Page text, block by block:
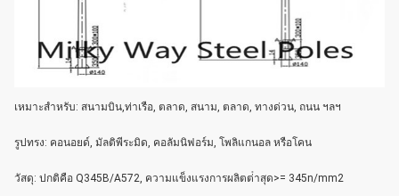
เหมาะสําหรับ: สนามบิน,ท่าเรือ, ตลาด, สนาม, ตลาด, ทางด่วน, ถนน ฯลฯ
รูปทรง: คอนอยด์, มัลติพีระมิด, คอลัมนิฟอร์ม, โพลิแกนอล หรือโคน
วัสดุ: ปกติคือ Q345B/A572, ความแข็งแรงการผลิตต่ําสุด>= 345n/mm2